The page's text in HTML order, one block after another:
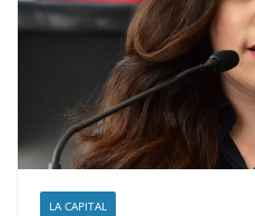
LA CAPITAL